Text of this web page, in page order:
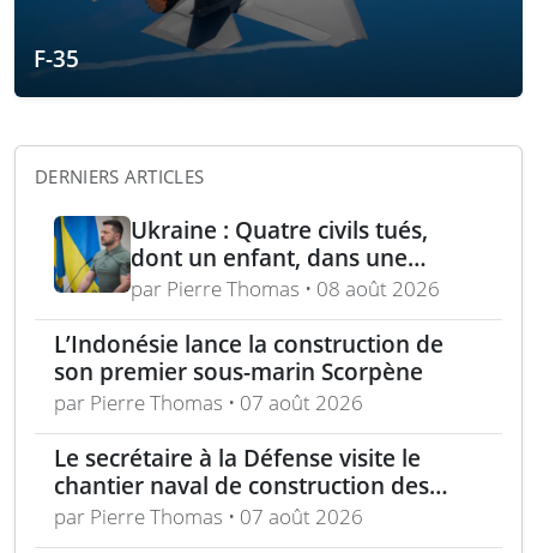
F-35
DERNIERS ARTICLES
Ukraine : Quatre civils tués,
dont un enfant, dans une
attaque russe par missile
balistique sur Kiev – Deux
raffineries russes visées par
l’Ukraine
par Pierre Thomas • 08 août 2026
L’Indonésie lance la construction de
son premier sous-marin Scorpène
par Pierre Thomas • 07 août 2026
Le secrétaire à la Défense visite le
chantier naval de construction des
frégates Type 31 à Rosyth
par Pierre Thomas • 07 août 2026